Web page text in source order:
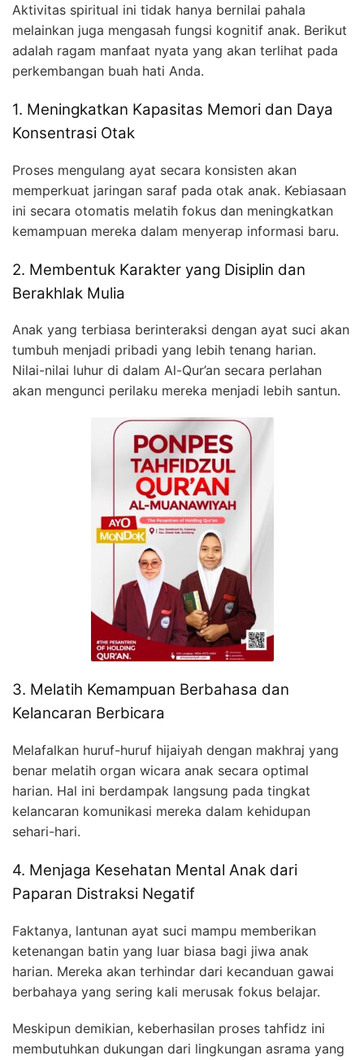
Aktivitas spiritual ini tidak hanya bernilai pahala
melainkan juga mengasah fungsi kognitif anak. Berikut
adalah ragam manfaat nyata yang akan terlihat pada
perkembangan buah hati Anda.
1. Meningkatkan Kapasitas Memori dan Daya
Konsentrasi Otak
Proses mengulang ayat secara konsisten akan
memperkuat jaringan saraf pada otak anak. Kebiasaan
ini secara otomatis melatih fokus dan meningkatkan
kemampuan mereka dalam menyerap informasi baru.
2. Membentuk Karakter yang Disiplin dan
Berakhlak Mulia
Anak yang terbiasa berinteraksi dengan ayat suci akan
tumbuh menjadi pribadi yang lebih tenang harian.
Nilai-nilai luhur di dalam Al-Qur’an secara perlahan
akan mengunci perilaku mereka menjadi lebih santun.
3. Melatih Kemampuan Berbahasa dan
Kelancaran Berbicara
Melafalkan huruf-huruf hijaiyah dengan makhraj yang
benar melatih organ wicara anak secara optimal
harian. Hal ini berdampak langsung pada tingkat
kelancaran komunikasi mereka dalam kehidupan
sehari-hari.
4. Menjaga Kesehatan Mental Anak dari
Paparan Distraksi Negatif
Faktanya, lantunan ayat suci mampu memberikan
ketenangan batin yang luar biasa bagi jiwa anak
harian. Mereka akan terhindar dari kecanduan gawai
berbahaya yang sering kali merusak fokus belajar.
Meskipun demikian, keberhasilan proses tahfidz ini
membutuhkan dukungan dari lingkungan asrama yang